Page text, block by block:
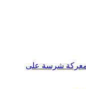
معركة شرسة على